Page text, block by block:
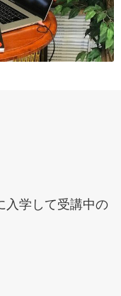
入学して受講中の